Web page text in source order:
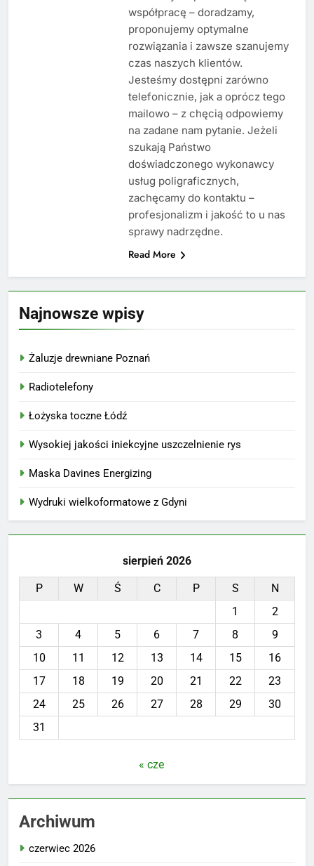
współpracę – doradzamy,
proponujemy optymalne
rozwiązania i zawsze szanujemy
czas naszych klientów.
Jesteśmy dostępni zarówno
telefonicznie, jak a oprócz tego
mailowo – z chęcią odpowiemy
na zadane nam pytanie. Jeżeli
szukają Państwo
doświadczonego wykonawcy
usług poligraficznych,
zachęcamy do kontaktu –
profesjonalizm i jakość to u nas
sprawy nadrzędne.
Read More
Najnowsze wpisy
Żaluzje drewniane Poznań
Radiotelefony
Łożyska toczne Łódź
Wysokiej jakości iniekcyjne uszczelnienie rys
Maska Davines Energizing
Wydruki wielkoformatowe z Gdyni
sierpień 2026
P W Ś C P S
N
1
2
3
4 5 6 7 8
9
10
11 12 13 14 15
16
17
18 19 20 21 22
23
24
25 26 27 28 29
30
31
« cze
Archiwum
czerwiec 2026